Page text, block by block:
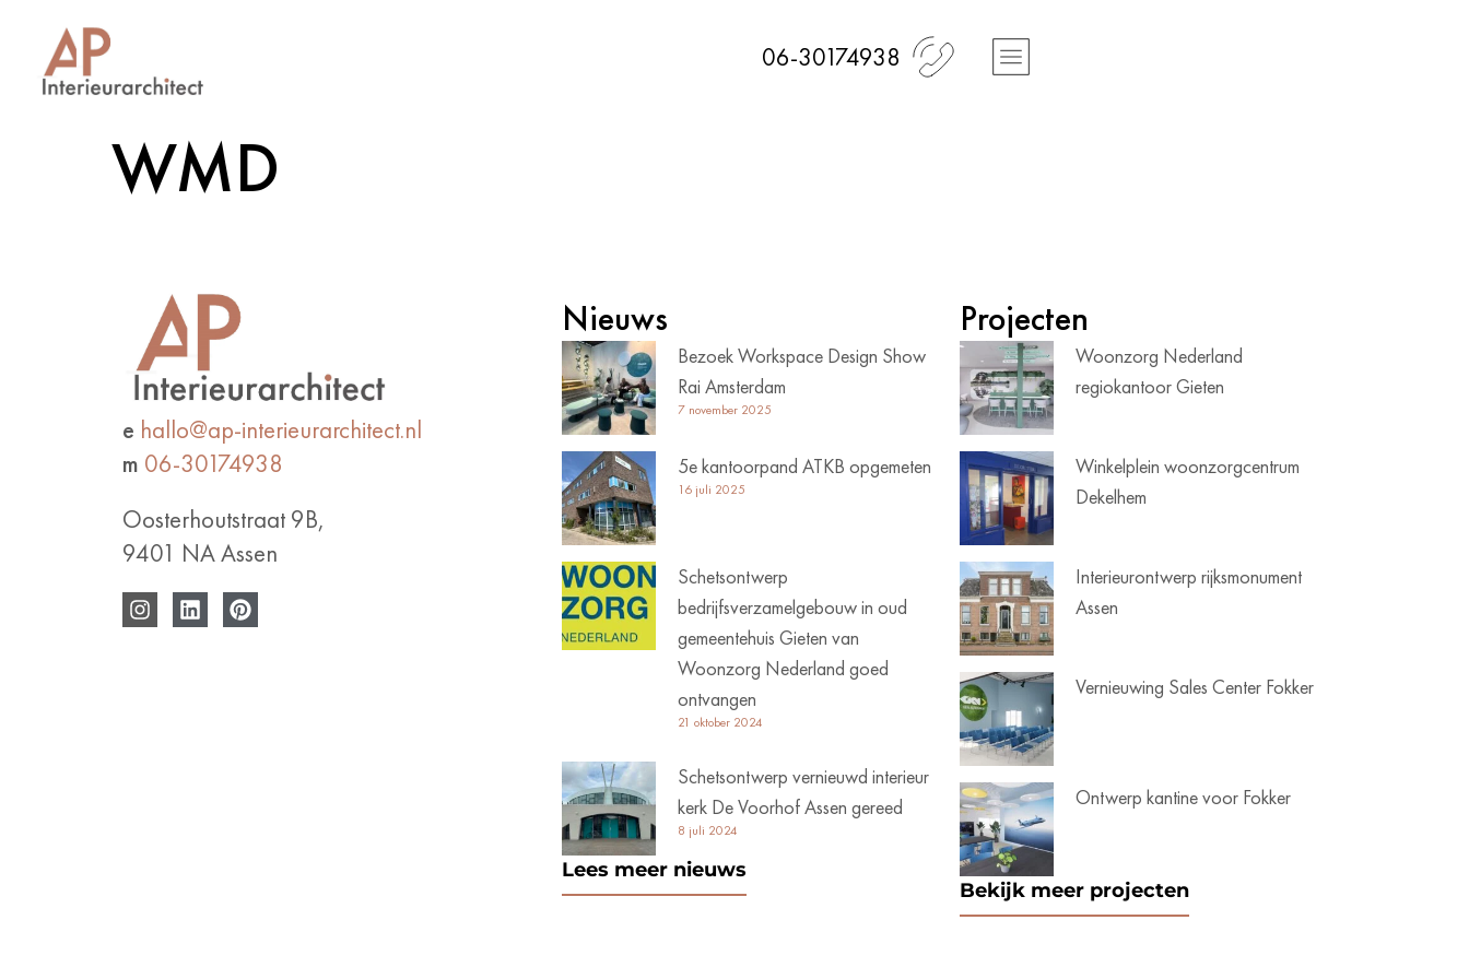
06-30174938
WMD
e hallo@ap-interieurarchitect.nl
m 06-30174938
Oosterhoutstraat 9B,
9401 NA Assen
Nieuws
Bezoek Workspace Design Show
Rai Amsterdam
7 november 2025
5e kantoorpand ATKB opgemeten
16 juli 2025
Schetsontwerp
bedrijfsverzamelgebouw in oud
gemeentehuis Gieten van
Woonzorg Nederland goed
ontvangen
21 oktober 2024
Schetsontwerp vernieuwd interieur
kerk De Voorhof Assen gereed
8 juli 2024
Lees meer nieuws
Projecten
Woonzorg Nederland
regiokantoor Gieten
Winkelplein woonzorgcentrum
Dekelhem
Interieurontwerp rijksmonument
Assen
Vernieuwing Sales Center Fokker
Ontwerp kantine voor Fokker
Bekijk meer projecten